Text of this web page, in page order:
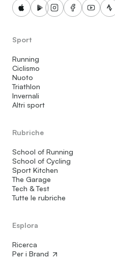
Sport
Running
Ciclismo
Nuoto
Triathlon
Invernali
Altri sport
Rubriche
School of Running
School of Cycling
Sport Kitchen
The Garage
Tech & Test
Tutte le rubriche
Esplora
Ricerca
Per i Brand